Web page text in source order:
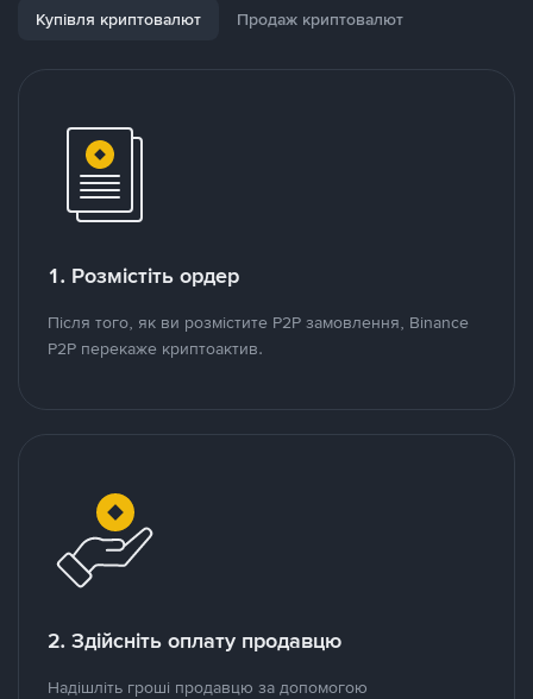
Купівля криптовалют Продаж криптовалют
1. Розмістіть ордер
Після того, як ви розмістите P2P замовлення, Binance
P2P перекаже криптоактив.
2. Здійсніть оплату продавцю
Надішліть гроші продавцю за допомогою